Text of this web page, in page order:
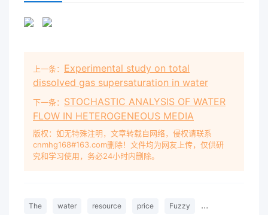
average household water for [2]wu run[2]wu
monthly, the biggest water bear index to press
0.01 marginal opportunity cost method and a
dynamic. Pricing model[] Econonicplans, The
current sewage treatment costs and water
supply project costmal.999:70-75.[3]iangWenlai.
Water resources research value model [J]J
obtained/m', the utility of theinterval method凹,
上一条： Experimental study on total
dissolved gas supersaturation in water
下一条： STOCHASTIC ANALYSIS OF WATER
FLOW IN HETEROGENEOUS MEDIA
版权：如无特殊注明，文章转载自网络，侵权请联系
cnmhg168#163.com删除！文件均为网友上传，仅供研
究和学习使用，务必24小时内删除。
The water resource price Fuzzy mathematics